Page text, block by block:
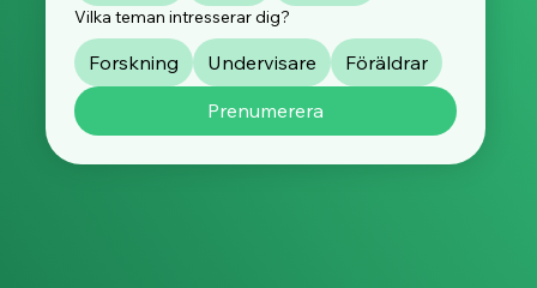
Vilka teman intresserar dig?
Forskning Undervisare
Föräldrar
Prenumerera